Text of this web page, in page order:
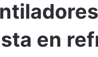
en